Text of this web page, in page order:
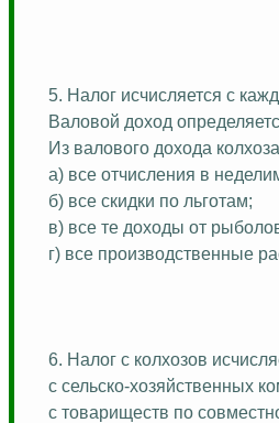
5. Налог исчисляется с
Валовой доход
Из валового дохода
а) все отчисления в
б) все скидки по льготам;
в) все те доходы от
г) все производственные
6. Налог с колхозов
с сельско-хозяйственных
с товариществ по